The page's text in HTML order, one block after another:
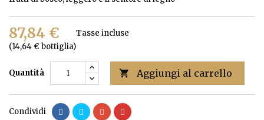
87,84 €
(14,64 € bottiglia)
Tasse incluse
Quantità  Aggiungi al carrello
Condividi